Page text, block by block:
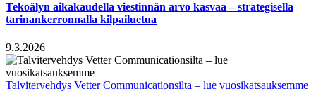
Tekoälyn aikakaudella viestinnän arvo kasvaa – strategisella
tarinankerronnalla kilpailuetua
9.3.2026
Talvitervehdys Vetter Communicationsilta – lue vuosikatsauksemme